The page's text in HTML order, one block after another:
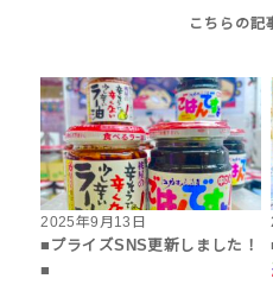
2025年9月13日
■プライズSNS更新しました！
■